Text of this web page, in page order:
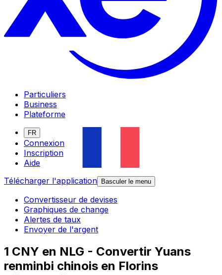
Particuliers
Business
Plateforme
FR
Connexion
Inscription
Aide
Télécharger l'application
Basculer le menu
Convertisseur de devises
Graphiques de change
Alertes de taux
Envoyer de l'argent
1 CNY en NLG - Convertir Yuans
renminbi chinois en Florins